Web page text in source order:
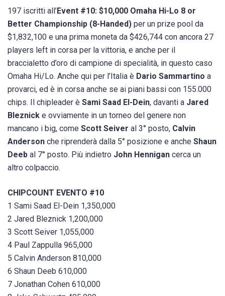
197 iscritti all’Event #10: $10,000 Omaha Hi-Lo 8 or
Better Championship (8-Handed) per un prize pool da
$1,832,100 e una prima moneta da $426,744 con ancora 27
players left in corsa per la vittoria, e anche per il
braccialetto d’oro di campione di specialità, in questo caso
Omaha Hi/Lo. Anche qui per l’Italia è Dario Sammartino a
provarci, ed è in corsa anche se ai piani bassi con 155.000
chips. Il chipleader è Sami Saad El-Dein, davanti a Jared
Bleznick e ovviamente in un torneo del genere non
mancano i big, come Scott Seiver al 3° posto, Calvin
Anderson che riprenderà dalla 5° posizione e anche Shaun
Deeb al 7° posto. Più indietro John Hennigan cerca un
altro colpaccio.
CHIPCOUNT EVENTO #10
1 Sami Saad El-Dein 1,350,000
2 Jared Bleznick 1,200,000
3 Scott Seiver 1,055,000
4 Paul Zappulla 965,000
5 Calvin Anderson 810,000
6 Shaun Deeb 610,000
7 Jonathan Cohen 610,000